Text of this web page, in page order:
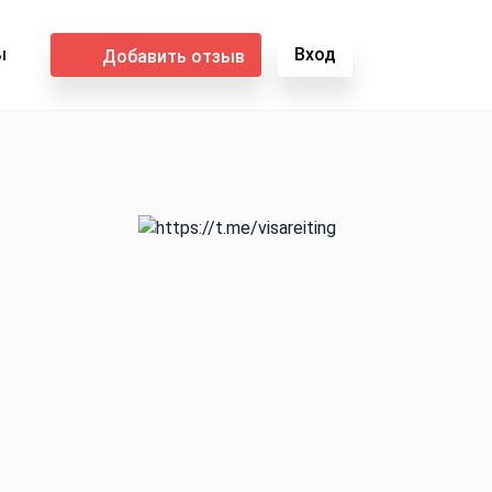
Добавить отзыв Вход